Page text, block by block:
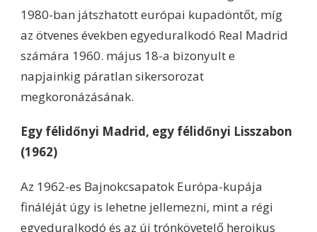
1980-ban játszhatott európai kupadöntőt, míg
az ötvenes években egyeduralkodó Real Madrid
számára 1960. május 18-a bizonyult e
napjainkig páratlan sikersorozat
megkoronázásának.
Egy félidőnyi Madrid, egy félidőnyi Lisszabon
(1962)
Az 1962-es Bajnokcsapatok Európa-kupája
fináléját úgy is lehetne jellemezni, mint a régi
egyeduralkodó és az új trónkövetelő heroikus